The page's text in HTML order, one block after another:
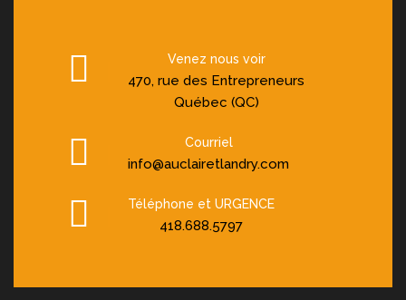
Venez nous voir
470, rue des Entrepreneurs
Québec (QC)
Courriel
info@auclairetlandry.com
Téléphone et URGENCE
418.688.5797